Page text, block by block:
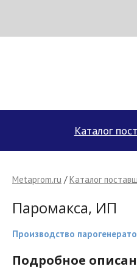
Каталог
Metaprom.ru /Каталог
Паромакса, ИП
Производство
Подробное